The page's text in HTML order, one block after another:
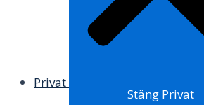
Privat
Stäng Privat